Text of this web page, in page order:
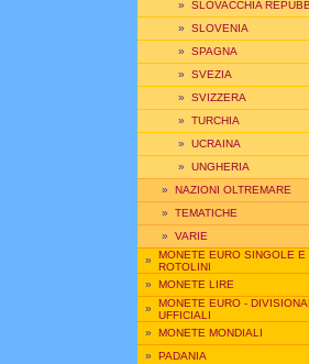
» SLOVACCHIA
» SLOVENIA
» SPAGNA
» SVEZIA
» SVIZZERA
» TURCHIA
» UCRAINA
» UNGHERIA
» NAZIONI OLTREMARE
» TEMATICHE
» VARIE
» MONETE EURO SINGOLE E
ROTOLINI
» MONETE LIRE
» MONETE EURO -
UFFICIALI
» MONETE MONDIALI
» PADANIA